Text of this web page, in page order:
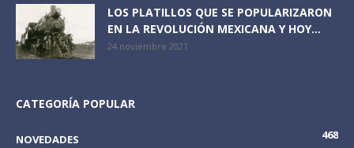
LOS PLATILLOS QUE SE POPULARIZARON
EN LA REVOLUCIÓN MEXICANA Y HOY...
24 noviembre 2021
CATEGORÍA POPULAR
NOVEDADES
468